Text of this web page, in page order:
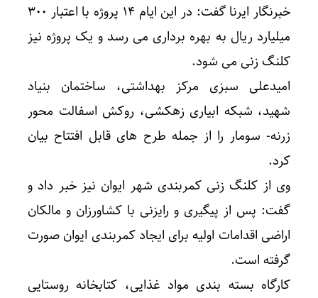
خبرنگار ایرنا گفت: در این ایام ۱۴ پروژه با اعتبار ۳۰۰
میلیارد ریال به بهره برداری می رسد و یک پروژه نیز
کلنگ زنی می شود.
امیدعلی سبزی مرکز بهداشتی، ساختمان بنیاد
شهید، شبکه ابیاری زهکشی، روکش اسفالت محور
زرنه- سومار را از جمله طرح های قابل افتتاح بیان
کرد.
وی از کلنگ زنی کمربندی شهر ایوان نیز خبر داد و
گفت: پس از پیگیری و رایزنی با کشاورزان و مالکان
اراضی اقدامات اولیه برای ایجاد کمربندی ایوان صورت
گرفته است.
کارگاه بسته بندی مواد غذایی، کتابخانه روستایی